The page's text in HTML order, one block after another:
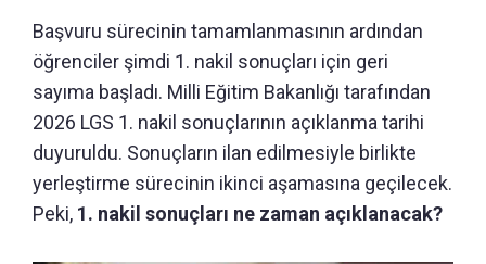
Başvuru sürecinin tamamlanmasının ardından
öğrenciler şimdi 1. nakil sonuçları için geri
sayıma başladı. Milli Eğitim Bakanlığı tarafından
2026 LGS 1. nakil sonuçlarının açıklanma tarihi
duyuruldu. Sonuçların ilan edilmesiyle birlikte
yerleştirme sürecinin ikinci aşamasına geçilecek.
Peki, 1. nakil sonuçları ne zaman açıklanacak?